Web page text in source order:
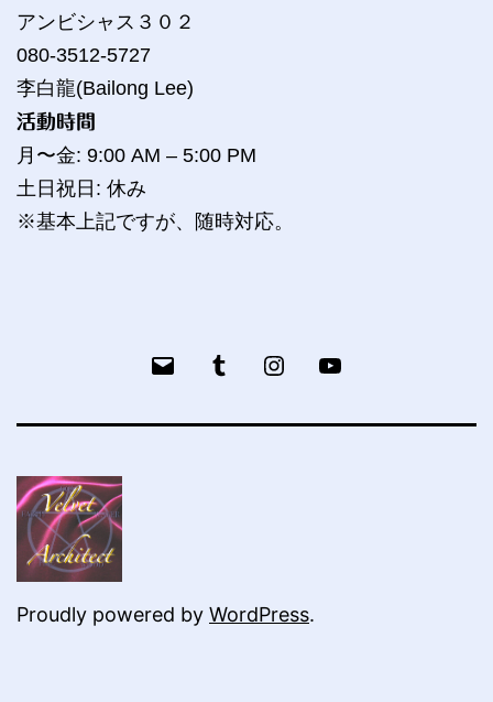
アンビシャス３０２
080-3512-5727
李白龍(Bailong Lee)
活動時間
月〜金: 9:00 AM – 5:00 PM
土日祝日: 休み
※基本上記ですが、随時対応。
Tumblr bailog
Proudly powered by WordPress.